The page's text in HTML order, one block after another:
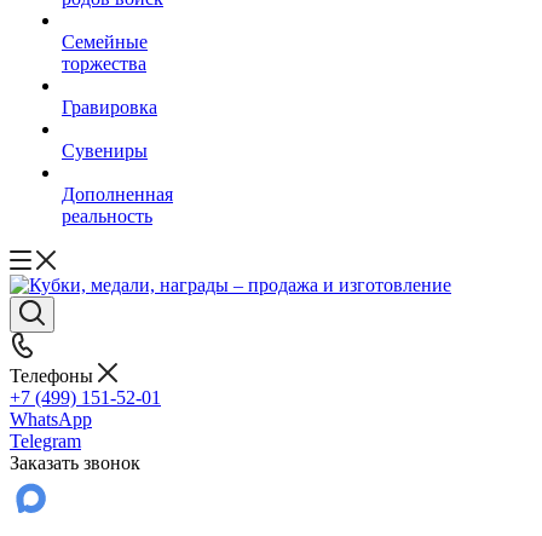
Семейные
торжества
Гравировка
Сувениры
Дополненная
реальность
Телефоны
+7 (499) 151-52-01
WhatsApp
Telegram
Заказать звонок